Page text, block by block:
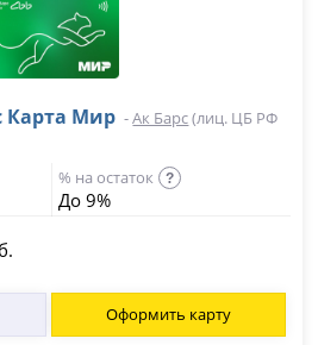
Карта Мир -Ак Барс(лиц. ЦБ РФ
% на остаток ?
До 9%
Оформить карту